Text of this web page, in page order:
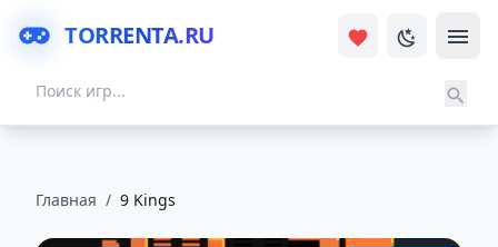
TORRENTA.RU
Главная / 9 Kings